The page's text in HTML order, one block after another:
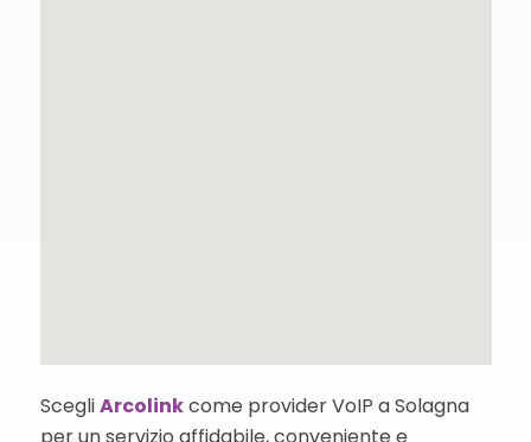
ScegliArcolinkcome provider VoIP a Solagna